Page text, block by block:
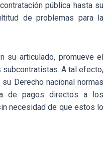
pública hasta su
de problemas para la
su articulado, promueve el
A tal efecto,
Derecho nacional normas
de pagos directos a los
necesidad de que estos lo